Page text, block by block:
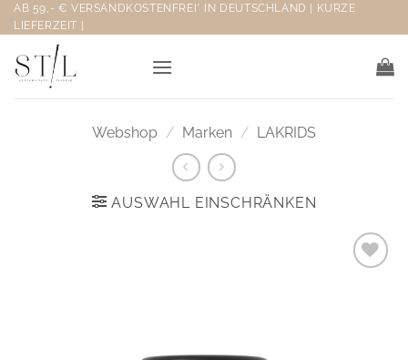
Zum
Inhalt
springen
AB 59,- € VERSANDKOSTENFREI* IN DEUTSCHLAND | KURZE
LIEFERZEIT |
Webshop / Marken / LAKRIDS
AUSWAHL EINSCHRÄNKEN